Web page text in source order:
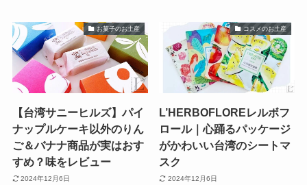
お菓子のお土産
【台湾サニーヒルズ】パイ
ナップルケーキ以外のりん
ご＆バナナ商品が実はおす
すめ？味をレビュー
2024年12月6日
コスメのお土産
L’HERBOFLOREレルボフ
ロール｜心踊るパッケージ
がかわいい台湾のシートマ
スク
2024年12月6日